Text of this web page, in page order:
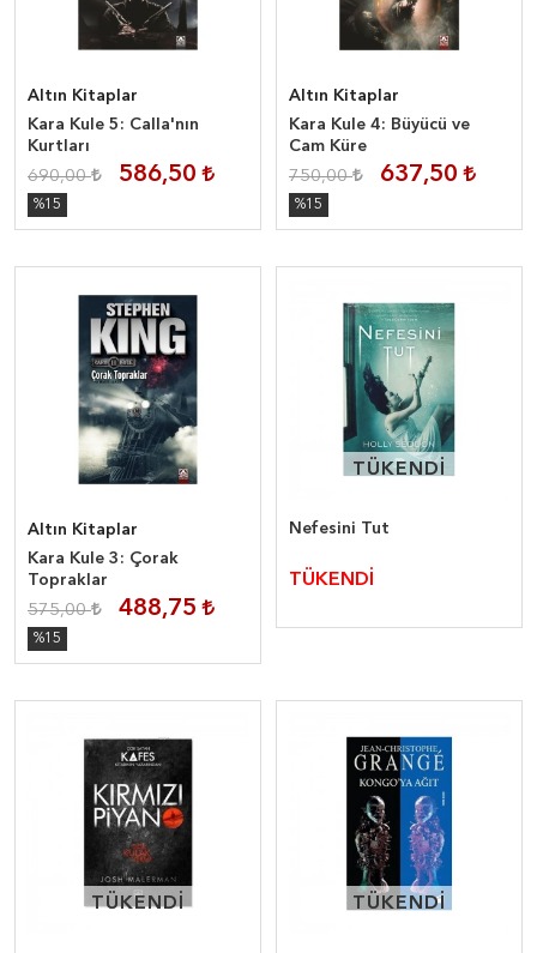
Altın Kitaplar
Kara Kule 5: Calla'nın
Kurtları
690,00 586,50
%15
Altın Kitaplar
Kara Kule 4: Büyücü ve
Cam Küre
750,00 637,50
%15
Altın Kitaplar
Kara Kule 3: Çorak
Topraklar
575,00 488,75
%15
TÜKENDİ
TÜKENDİ
Nefesini Tut
TÜKENDİ
TÜKENDİ
TÜKENDİ TÜKENDİ
TÜKENDİ